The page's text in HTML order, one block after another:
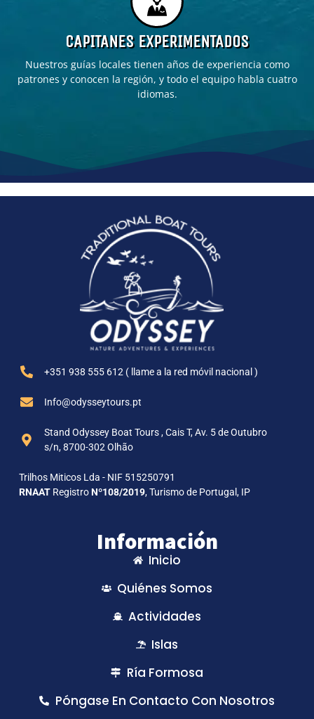
CAPITANES EXPERIMENTADOS
Nuestros guías locales tienen años de experiencia como
patrones y conocen la región, y todo el equipo habla cuatro
idiomas.
+351 938 555 612 ( llame a la red móvil nacional )
Info@odysseytours.pt
Stand Odyssey Boat Tours , Cais T, Av. 5 de Outubro
s/n, 8700-302 Olhão
Trilhos Miticos Lda - NIF 515250791
RNAAT RegistroNº108/2019, Turismo de Portugal, IP
Información
Inicio
Quiénes Somos
Actividades
Islas
Ría Formosa
Póngase En Contacto Con Nosotros